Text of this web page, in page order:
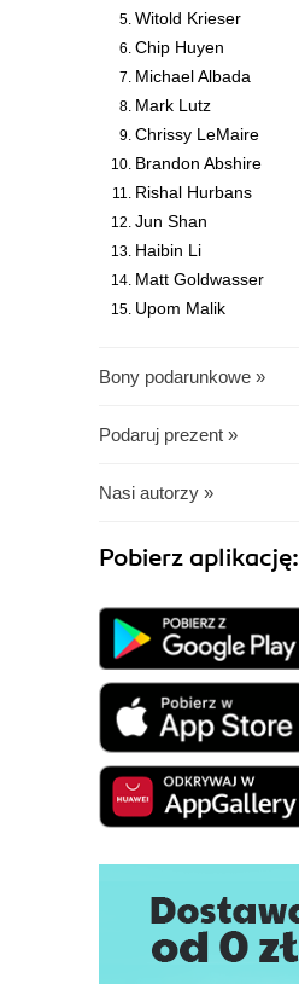
Witold Krieser
Chip Huyen
Michael Albada
Mark Lutz
Chrissy LeMaire
Brandon Abshire
Rishal Hurbans
Jun Shan
Haibin Li
Matt Goldwasser
Upom Malik
Bony podarunkowe »
Podaruj prezent »
Nasi autorzy »
Pobierz aplikację: